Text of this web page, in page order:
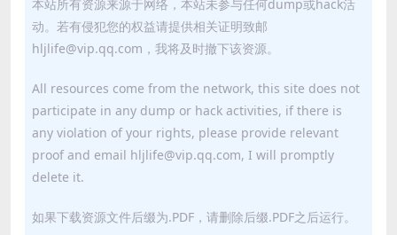
本站所有资源来源于网络，本站未参与任何dump或hack活
动。若有侵犯您的权益请提供相关证明致邮
hljlife@vip.qq.com，我将及时撤下该资源。
All resources come from the network, this site does not
participate in any dump or hack activities, if there is
any violation of your rights, please provide relevant
proof and email hljlife@vip.qq.com, I will promptly
delete it.
如果下载资源文件后缀为.PDF，请删除后缀.PDF之后运行。